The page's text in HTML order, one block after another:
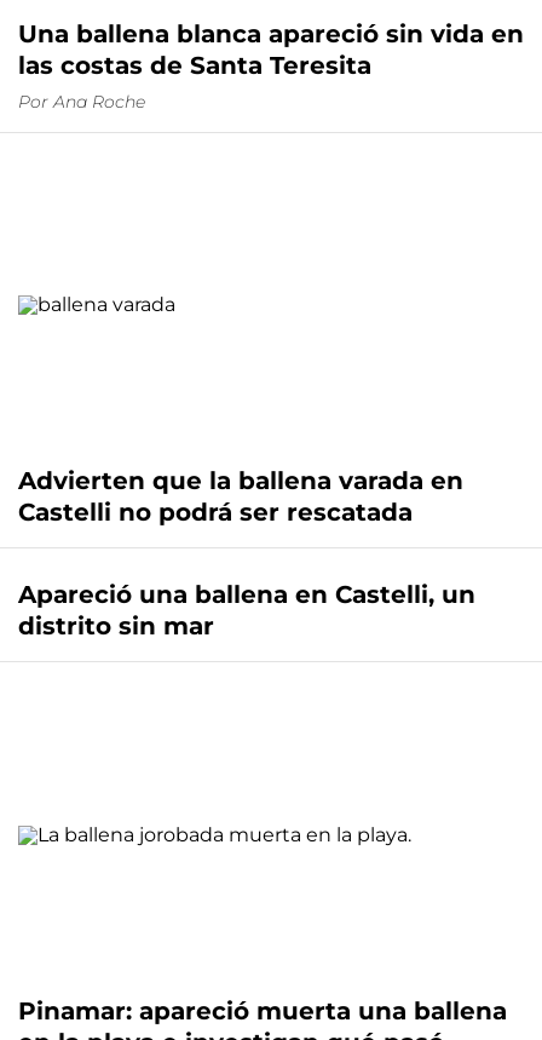
Una ballena blanca apareció sin vida en
las costas de Santa Teresita
Por Ana Roche
Advierten que la ballena varada en
Castelli no podrá ser rescatada
Apareció una ballena en Castelli, un
distrito sin mar
Pinamar: apareció muerta una ballena